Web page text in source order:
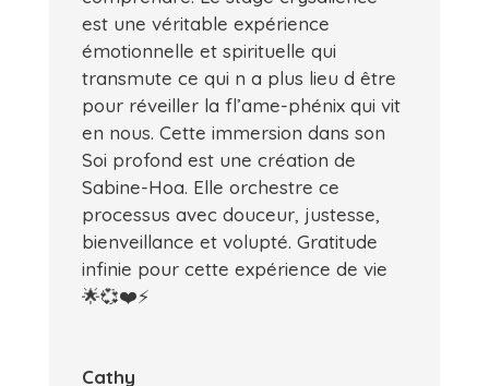
est une véritable expérience
émotionnelle et spirituelle qui
transmute ce qui n a plus lieu d être
pour réveiller la fl’ame-phénix qui vit
en nous. Cette immersion dans son
Soi profond est une création de
Sabine-Hoa. Elle orchestre ce
processus avec douceur, justesse,
bienveillance et volupté. Gratitude
infinie pour cette expérience de vie
🌟💞❤️⚡
Cathy